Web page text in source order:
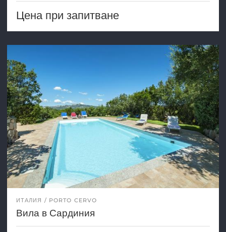
Цена при запитване
ИТАЛИЯ PORTO CERVO
Вила в Сардиния